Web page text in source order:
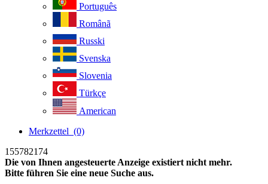
Português
Românã
Russki
Svenska
Slovenia
Türkçe
American
Merkzettel (0)
155782174
Die von Ihnen angesteuerte Anzeige existiert nicht mehr.
Bitte führen Sie eine neue Suche aus.